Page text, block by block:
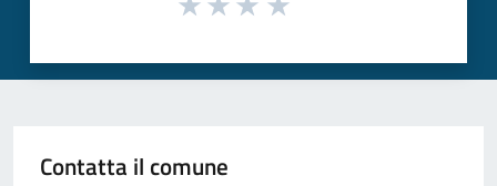
Contatta il comune